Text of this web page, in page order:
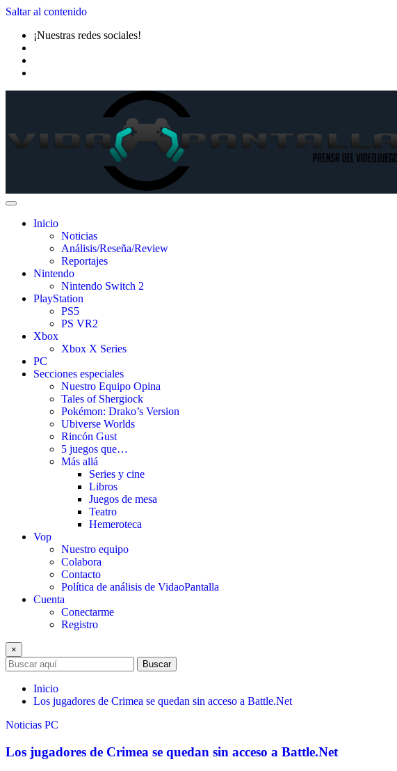
Saltar al contenido
¡Nuestras redes sociales!
Inicio
Noticias
Análisis/Reseña/Review
Reportajes
Nintendo
Nintendo Switch 2
PlayStation
PS5
PS VR2
Xbox
Xbox X Series
PC
Secciones especiales
Nuestro Equipo Opina
Tales of Shergiock
Pokémon: Drako’s Version
Ubiverse Worlds
Rincón Gust
5 juegos que…
Más allá
Series y cine
Libros
Juegos de mesa
Teatro
Hemeroteca
Vop
Nuestro equipo
Colabora
Contacto
Política de análisis de VidaoPantalla
Cuenta
Conectarme
Registro
×
Buscar
Inicio
Los jugadores de Crimea se quedan sin acceso a Battle.Net
Noticias PC
Los jugadores de Crimea se quedan sin acceso a Battle.Net